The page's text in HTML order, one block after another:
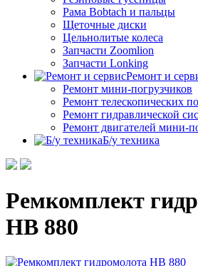
Рама Bobtach и пальцы
Щеточные диски
Цельнолитые колеса
Запчасти Zoomlion
Запчасти Lonking
Ремонт и
Ремонт мини-погрузчиков
Ремонт телескопических
Ремонт гидравлической
Ремонт двигателей мини-
Б/у техника
Ремкомплект
HB 880